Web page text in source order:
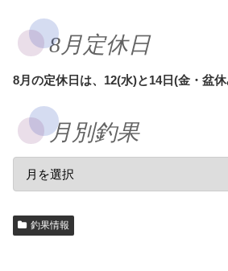
8月定休日
8月の定休日は、12(水)と14日(金・盆休
月別釣果
釣果情報